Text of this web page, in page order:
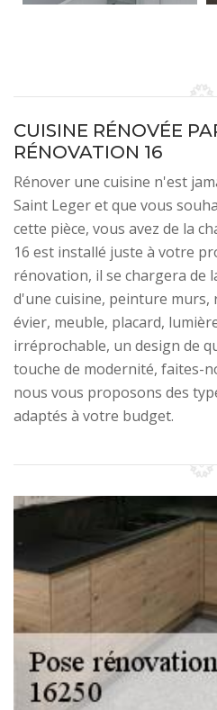
CUISINE RÉNOVÉE
RÉNOVATION 16
Rénover une cuisine n'est
Saint Leger et que vous
cette pièce, vous avez de la
16 est installé juste à votre
rénovation, il se chargera de
d'une cuisine, peinture
évier, meuble, placard,
irréprochable, un design de
touche de modernité, faites-
nous vous proposons des
adaptés à votre budget.